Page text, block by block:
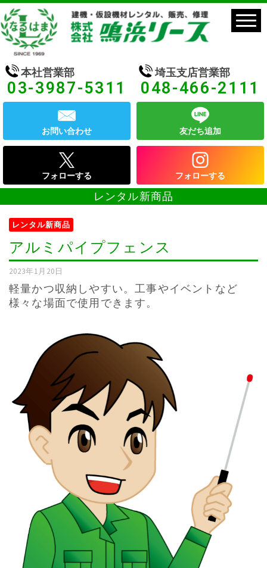
本社営業部
03-3987-5311
埼玉支店営業部
048-466-2111
お問い合わせ 友だち追加
フォローする フォローする
レンタル新商品
レンタル新商品
アルミパイプフェンス
2023年1月20日
軽量かつ収納しやすい。工事やイベントなど
様々な場面で使用できます。